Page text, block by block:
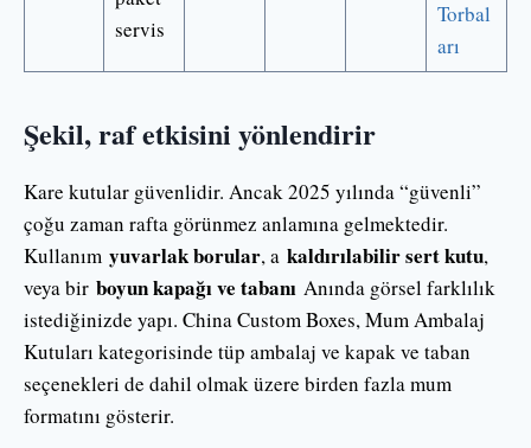
servis
Torbal
arı
Şekil, raf etkisini yönlendirir
Kare kutular güvenlidir. Ancak 2025 yılında “güvenli”
çoğu zaman rafta görünmez anlamına gelmektedir.
Kullanım yuvarlak borular, a kaldırılabilir sert kutu,
veya bir boyun kapağı ve tabanı Anında görsel farklılık
istediğinizde yapı. China Custom Boxes, Mum Ambalaj
Kutuları kategorisinde tüp ambalaj ve kapak ve taban
seçenekleri de dahil olmak üzere birden fazla mum
formatını gösterir.